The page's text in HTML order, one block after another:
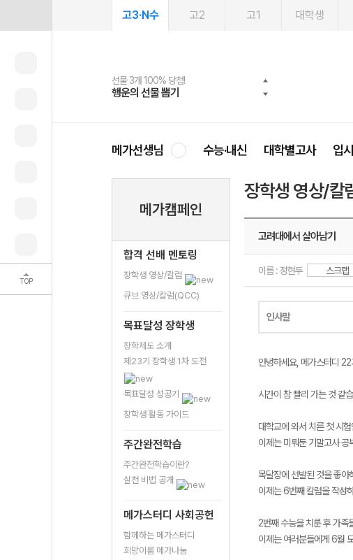
TOP
고3·N수 고2 고1 대학생
선물 3개 100% 당첨!
행운의 선물 뽑기
선물 100% 증정!
메가스터디 X 올리브
여름방학 스터디 캐시백
메가런 썸머스쿨
2027 러셀 단과
강사 공개선발
스마트러닝앱
설문 EVENT
메가패스
3일 무료 체험권
메가패스 수강생 무료혜택!
메가클럽 멤버십
사회공헌 캠페인
희망이룸 메가나눔
메가선생님 수능·내신 대학별고사 입
메가캠페인
합격 선배 멘토링
장학생 영상/칼럼
큐브 영상/칼럼(QCC)
목표달성 장학생
장학제도 소개
제23기 장학생 1차 도전
목표달성 성공기
장학생 활동 가이드
주간완전학습
주간완전학습이란?
실천 비법 공개
메가스터디 사회공헌
함께하는 메가스터디
희망이룸 메가나눔
장학생 영상/칼
고려대에서 살아남기
이름 : 정현두 스크랩
인사말
안녕하세요, 메가스터디
시간이 참 빨리 가는 것 같
대학교에 와서 치른 첫 시
이제는 미뤄둔 기말고사 공
목달장에 선발된 것을 좋아
이제는 6번째 칼럼을 작성
2번째 수능을 치룬 후 가족
이제는 여러분들에게 6월